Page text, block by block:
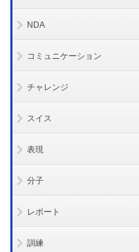
NDA
コミュニケーション
チャレンジ
スイス
表現
分子
レポート
訓練